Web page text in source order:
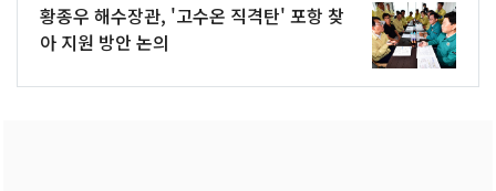
황종우 해수장관, '고수온 직격탄' 포항 찾
아 지원 방안 논의